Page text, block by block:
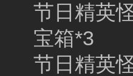
节日精英
宝箱*3
节日精英